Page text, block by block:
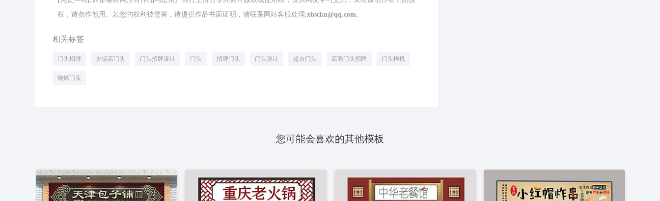
权，请勿作他用。若您的权利被侵害，请提供作品书面证明，请联系网站客服处理,xbscku@qq.com。
相关标签
门头招牌 火锅店门头 门头招牌设计 门头 招牌门头 门头设计 超市门头 店面门头招牌 门头样机
烧烤门头
您可能会喜欢的其他模板